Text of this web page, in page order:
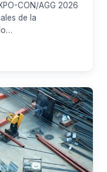
CON/AGG 2026
de la